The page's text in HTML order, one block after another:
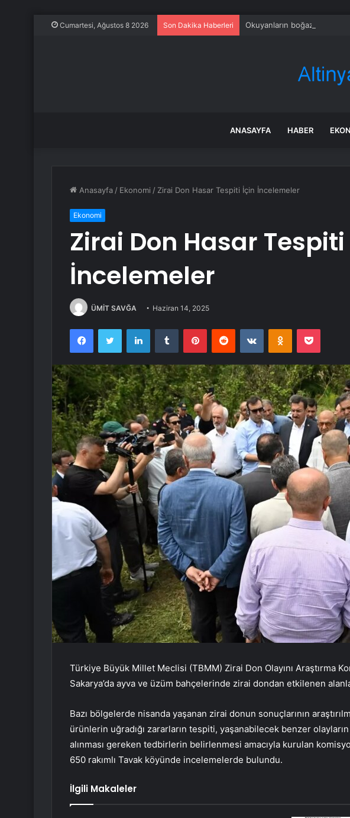
Cumartesi, Ağustos 8 2026 Son Dakika Haberleri Okuyanların boğazı
ANASAYFA HABER
Anasayfa / Ekonomi / Zirai Don Hasar Tespiti İçin İncelemeler
Ekonomi
Zirai Don Hasar
İncelemeler
ÜMİT SAVĞA Haziran 14, 2025
FacebookTwitter LinkedInTumblr PinterestReddit VKontakteOdnoklassniki
Pocket
Türkiye Büyük Millet Meclisi (TBMM) Zirai Don Olayını Araştırma
Sakarya’da ayva ve üzüm bahçelerinde zirai dondan etkilenen
Bazı bölgelerde nisanda yaşanan zirai donun sonuçlarının
ürünlerin uğradığı zararların tespiti, yaşanabilecek benzer
alınması gereken tedbirlerin belirlenmesi amacıyla kurulan
650 rakımlı Tavak köyünde incelemelerde bulundu.
İlgili Makaleler